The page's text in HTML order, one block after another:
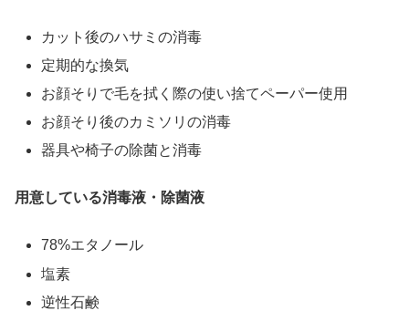
カット後のハサミの消毒
定期的な換気
お顔そりで毛を拭く際の使い捨てペーパー使用
お顔そり後のカミソリの消毒
器具や椅子の除菌と消毒
用意している消毒液・除菌液
78%エタノール
塩素
逆性石鹸